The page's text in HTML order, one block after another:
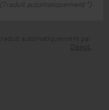
(Traduit automatiquement *)